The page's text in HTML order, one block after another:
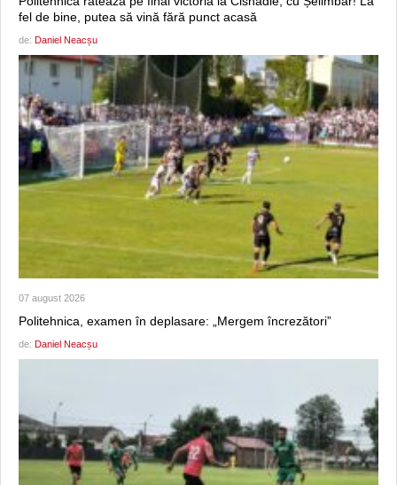
fel de bine, putea să vină fără punct acasă
de: Daniel Neacșu
07 august 2026
Politehnica, examen în deplasare: „Mergem încrezători”
de: Daniel Neacșu